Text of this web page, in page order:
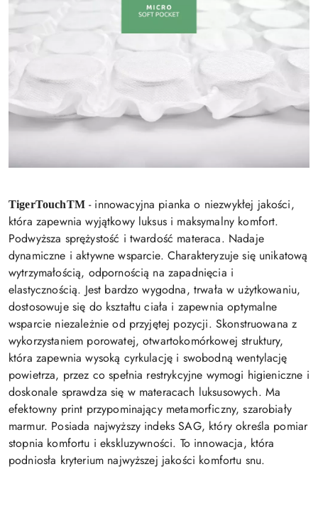
TigerTouchTM- innowacyjna pianka o niezwykłej jakości,
która zapewnia wyjątkowy luksus i maksymalny komfort.
Podwyższa sprężystość i twardość materaca. Nadaje
dynamiczne i aktywne wsparcie. Charakteryzuje się unikatową
wytrzymałością, odpornością na zapadnięcia i
elastycznością. Jest bardzo wygodna, trwała w użytkowaniu,
dostosowuje się do kształtu ciała i zapewnia optymalne
wsparcie niezależnie od przyjętej pozycji. Skonstruowana z
wykorzystaniem porowatej, otwartokomórkowej struktury,
która zapewnia wysoką cyrkulację i swobodną wentylację
powietrza, przez co spełnia restrykcyjne wymogi higieniczne i
doskonale sprawdza się w materacach luksusowych. Ma
efektowny print przypominający metamorficzny, szarobiały
marmur. Posiada najwyższy indeks SAG, który określa pomiar
stopnia komfortu i ekskluzywności. To innowacja, która
podniosła kryterium najwyższej jakości komfortu snu.